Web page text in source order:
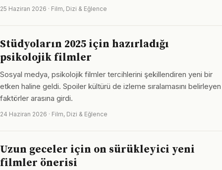
25 Haziran 2026 · Film, Dizi & Eğlence
Stüdyoların 2025 için hazırladığı
psikolojik filmler
Sosyal medya, psikolojik filmler tercihlerini şekillendiren yeni bir
etken haline geldi. Spoiler kültürü de izleme sıralamasını belirleyen
faktörler arasına girdi.
24 Haziran 2026 · Film, Dizi & Eğlence
Uzun geceler için on sürükleyici yeni
filmler önerisi